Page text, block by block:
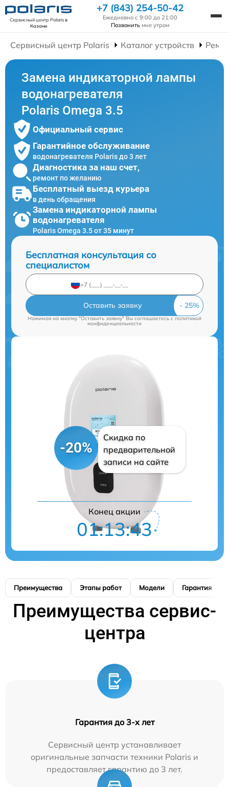
Сервисный центр Polarisв
Казани
+7 (843) 254-50-42
Ежедневно с 9:00 до 21:00
Позвонить мне утром
Сервисный центр Polaris Каталог устройств
Замена индикаторной лампы
водонагревателя
Polaris Omega 3.5
Официальный сервис
Гарантийное обслуживание
водонагревателя Polaris до 3 лет
Диагностика за наш счет,
ремонт по желанию
Бесплатный выезд курьера
в день обращения
Замена индикаторной лампы
водонагревателя
Polaris Omega 3.5 от 35 минут
Бесплатная консультация со
специалистом
Оставить заявку
Нажимая на кнопку "Оставить заявку" Вы соглашаетесь cполитикой
конфиденциальности
-20%
Скидка по
предварительной
записи на сайте
Конец акции
01:13:42
Преимущества Этапы работ Модели Гарантия
Преимущества сервис-
центра
Гарантия до 3-х лет
Сервисный центр устанавливает
оригинальные запчасти техники Polaris и
предоставляет гарантию до 3 лет.